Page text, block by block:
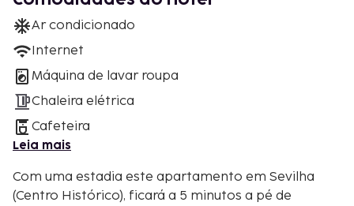
Ar condicionado
Internet
Máquina de lavar roupa
Chaleira elétrica
Cafeteira
Leia mais
Com uma estadia este apartamento em Sevilha
(Centro Histórico), ficará a 5 minutos a pé de